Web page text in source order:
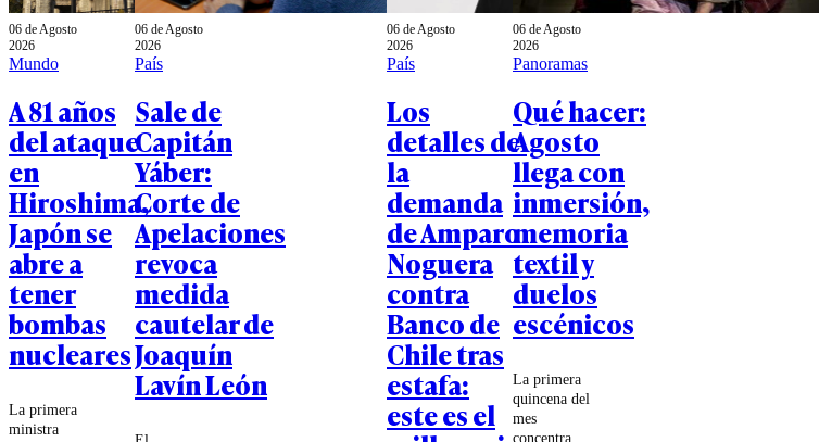
06 de Agosto
2026
Mundo
A 81 años
del ataque
en
Hiroshima,
Japón se
abre a
tener
bombas
nucleares
La primera
ministra
06 de Agosto
2026
País
Sale de
Capitán
Yáber:
Corte de
Apelaciones
revoca
medida
cautelar de
Joaquín
Lavín León
06 de Agosto
2026
País
Los
detalles de
la
demanda
de Amparo
Noguera
contra
Banco de
Chile tras
estafa:
este es el
06 de Agosto
2026
Panoramas
Qué hacer:
Agosto
llega con
inmersión,
memoria
textil y
duelos
escénicos
La primera
quincena del
mes
concentra